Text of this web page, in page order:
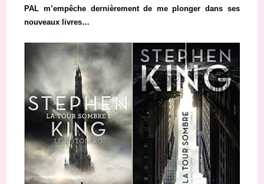
PAL m’empêche dernièrement de me plonger dans ses
nouveaux livres…